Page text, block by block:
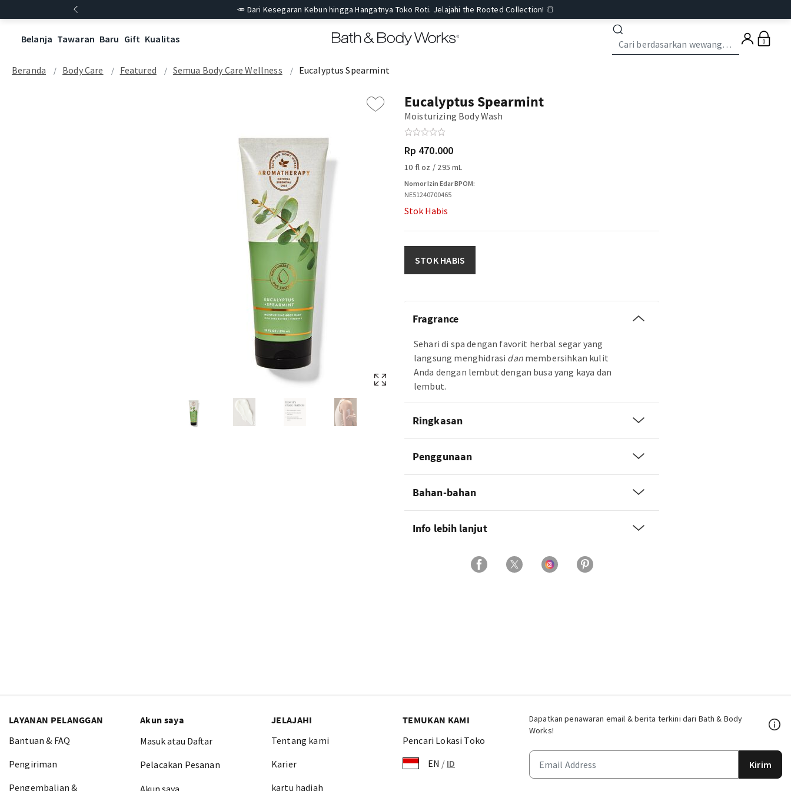
🥕 Dari Kesegaran Kebun hingga Hangatnya Toko Roti. Jelajahi the Rooted Collection! 🍞
Belanja Tawaran Baru Gift Kualitas 0
Beranda Body Care Featured Semua Body Care Wellness Eucalyptus Spearmint
Eucalyptus Spearmint
Moisturizing Body Wash
Rp 470.000
10 fl oz / 295 mL
Nomor Izin Edar BPOM:
NE51240700465
Stok Habis
STOK HABIS
Fragrance
Sehari di spa dengan favorit herbal segar yang
langsung menghidrasi danmembersihkan kulit
Anda dengan lembut dengan busa yang kaya dan
lembut.
Ringkasan
Penggunaan
Bahan-bahan
Info lebih lanjut
Dapatkan penawaran email & berita terkini dari Bath & Body
Works!
Kirim
LAYANAN PELANGGAN
Bantuan & FAQ
Pengiriman
Pengembalian &
Akun saya
Masuk atau Daftar
Pelacakan Pesanan
Akun saya
JELAJAHI
Tentang kami
Karier
kartu hadiah
TEMUKAN KAMI
Pencari Lokasi Toko
EN / ID